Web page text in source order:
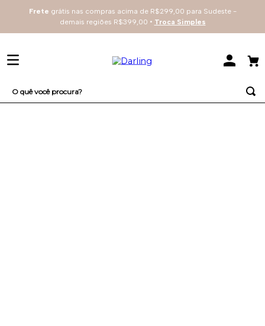
Frete grátis nas compras acima de R$299,00 para Sudeste -
demais regiões R$399,00 • Troca Simples